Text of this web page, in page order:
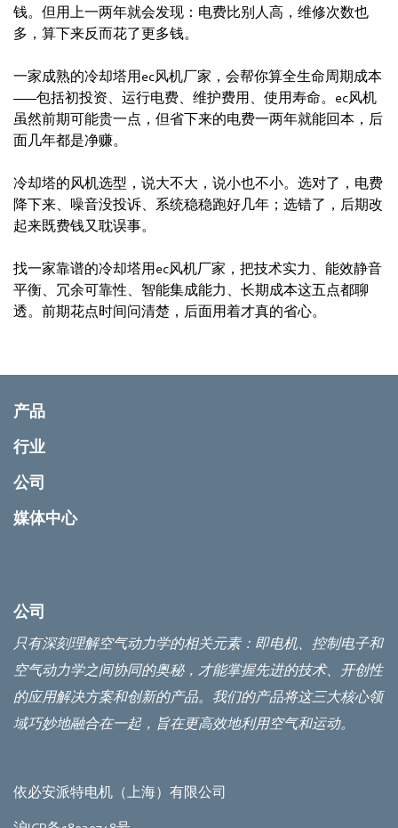
钱。但用上一两年就会发现：电费比别人高，维修次数也
多，算下来反而花了更多钱。
一家成熟的冷却塔用ec风机厂家，会帮你算全生命周期成本
——包括初投资、运行电费、维护费用、使用寿命。ec风机
虽然前期可能贵一点，但省下来的电费一两年就能回本，后
面几年都是净赚。
冷却塔的风机选型，说大不大，说小也不小。选对了，电费
降下来、噪音没投诉、系统稳稳跑好几年；选错了，后期改
起来既费钱又耽误事。
找一家靠谱的冷却塔用ec风机厂家，把技术实力、能效静音
平衡、冗余可靠性、智能集成能力、长期成本这五点都聊
透。前期花点时间问清楚，后面用着才真的省心。
产品
行业
公司
媒体中心
公司
只有深刻理解空气动力学的相关元素：即电机、控制电子和
空气动力学之间协同的奥秘，才能掌握先进的技术、开创性
的应用解决方案和创新的产品。我们的产品将这三大核心领
域巧妙地融合在一起，旨在更高效地利用空气和运动。
依必安派特电机（上海）有限公司